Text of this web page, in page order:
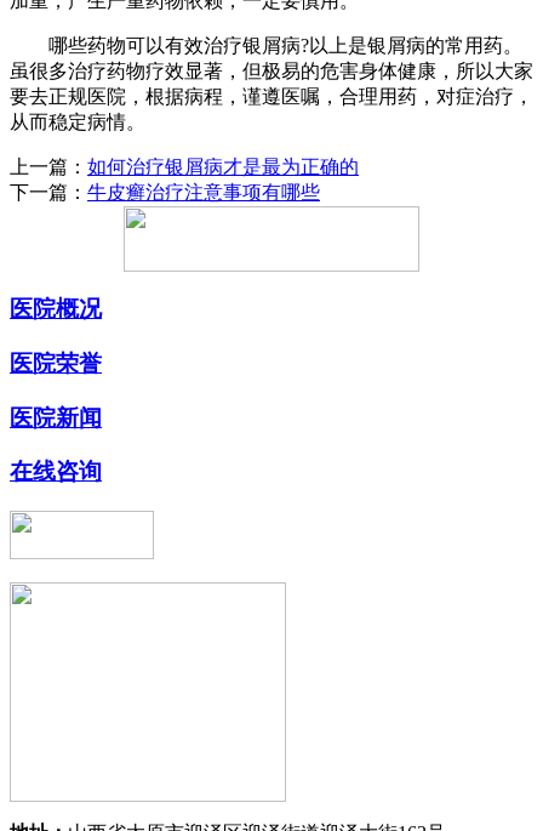
哪些药物可以有效治疗银屑病?以上是银屑病的常用药。
虽很多治疗药物疗效显著，但极易的危害身体健康，所以大家
要去正规医院，根据病程，谨遵医嘱，合理用药，对症治疗，
从而稳定病情。
上一篇： 如何治疗银屑病才是最为正确的
下一篇： 牛皮癣治疗注意事项有哪些
医院概况
医院荣誉
医院新闻
在线咨询